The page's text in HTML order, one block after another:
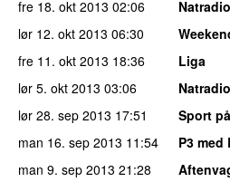
fre 18. okt 2013 02:06
Natradio
lør 12. okt 2013 06:30
fre 11. okt 2013 18:36
Liga
lør 5. okt 2013 03:06
Natradio
lør 28. sep 2013 17:51
Sport
man 16. sep 2013 11:54
P3
man 9. sep 2013 21:28